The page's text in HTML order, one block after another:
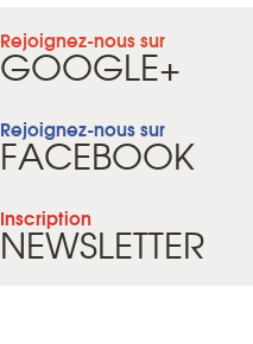
Rejoignez-nous sur
GOOGLE+
Rejoignez-nous sur
FACEBOOK
Inscription
NEWSLETTER